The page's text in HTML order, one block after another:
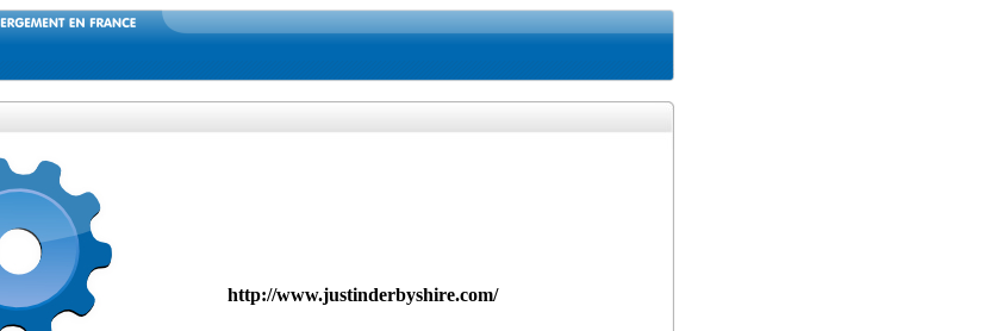
http://www.justinderbyshire.com/